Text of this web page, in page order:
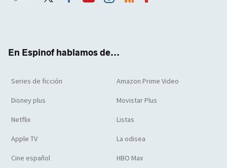
En Espinof hablamos de...
Series de ficción Amazon Prime Video
Disney plus Movistar Plus
Netflix Listas
Apple TV La odisea
Cine español HBO Max